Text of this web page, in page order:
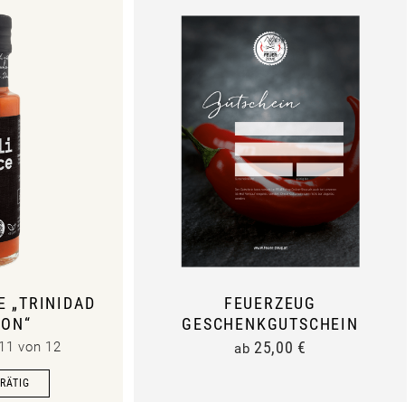
„TRINIDAD
von 12
FEUERZEUG
GESCHENKGUTSCHEIN
ab 25,00 €